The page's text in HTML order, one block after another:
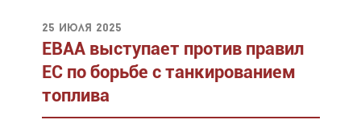
25 июля 2025
EBAA выступает против правил
ЕС по борьбе с танкированием
топлива